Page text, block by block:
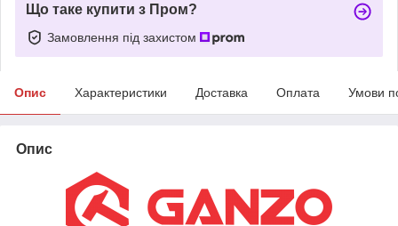
Що таке купити з Пром?
Замовлення під захистом
Опис Характеристики Доставка Оплата Умови
Опис